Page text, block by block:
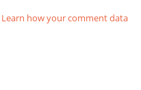
Learn how your comment data